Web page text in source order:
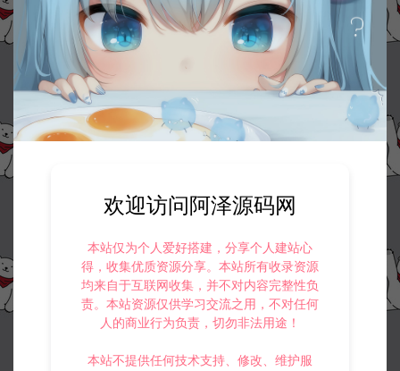
欢迎访问阿泽源码网
本站仅为个人爱好搭建，分享个人建站心
得，收集优质资源分享。本站所有收录资源
均来自于互联网收集，并不对内容完整性负
责。本站资源仅供学习交流之用，不对任何
人的商业行为负责，切勿非法用途！
本站不提供任何技术支持、修改、维护服